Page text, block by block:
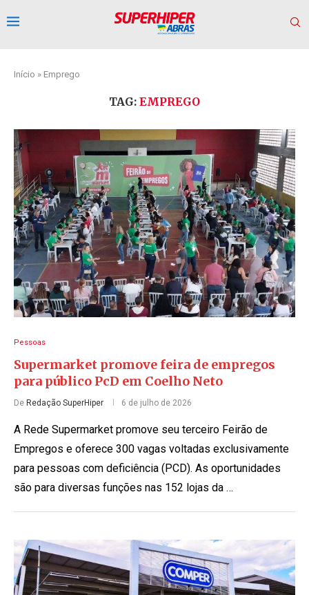
Início » Emprego
TAG: EMPREGO
Pessoas
Supermarket promove feira de empregos
para público PcD em Coelho Neto
De Redação SuperHiper 6 de julho de 2026
A Rede Supermarket promove seu terceiro Feirão de
Empregos e oferece 300 vagas voltadas exclusivamente
para pessoas com deficiência (PCD). As oportunidades
são para diversas funções nas 152 lojas da …